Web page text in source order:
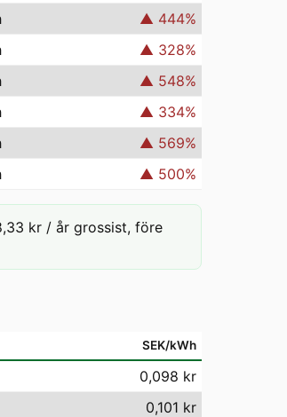
▲ 444%
▲ 328%
▲ 548%
▲ 334%
▲ 569%
▲ 500%
kr / år grossist, före
SEK/kWh
0,098 kr
0,101 kr